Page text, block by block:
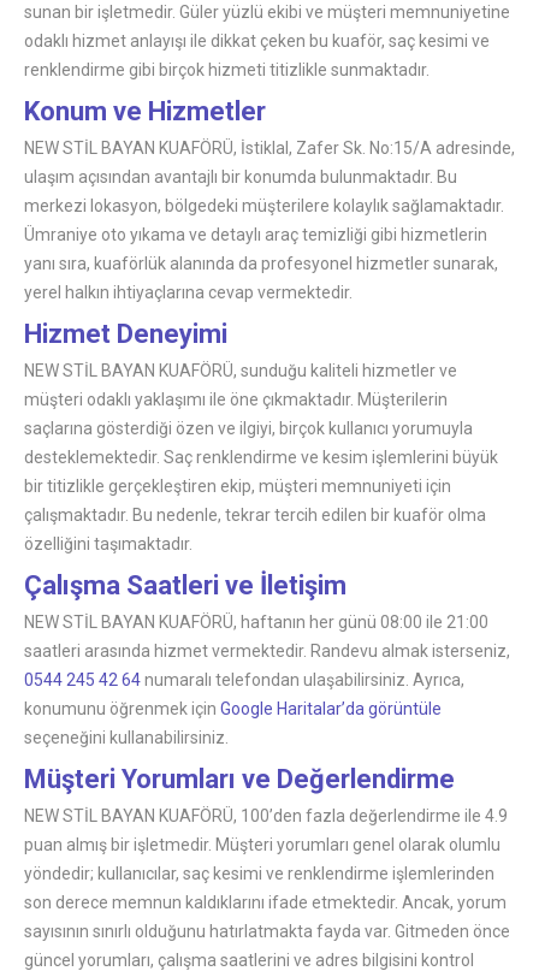
sunan bir işletmedir. Güler yüzlü ekibi ve müşteri memnuniyetine
odaklı hizmet anlayışı ile dikkat çeken bu kuaför, saç kesimi ve
renklendirme gibi birçok hizmeti titizlikle sunmaktadır.
Konum ve Hizmetler
NEW STİL BAYAN KUAFÖRÜ, İstiklal, Zafer Sk. No:15/A adresinde,
ulaşım açısından avantajlı bir konumda bulunmaktadır. Bu
merkezi lokasyon, bölgedeki müşterilere kolaylık sağlamaktadır.
Ümraniye oto yıkama ve detaylı araç temizliği gibi hizmetlerin
yanı sıra, kuaförlük alanında da profesyonel hizmetler sunarak,
yerel halkın ihtiyaçlarına cevap vermektedir.
Hizmet Deneyimi
NEW STİL BAYAN KUAFÖRÜ, sunduğu kaliteli hizmetler ve
müşteri odaklı yaklaşımı ile öne çıkmaktadır. Müşterilerin
saçlarına gösterdiği özen ve ilgiyi, birçok kullanıcı yorumuyla
desteklemektedir. Saç renklendirme ve kesim işlemlerini büyük
bir titizlikle gerçekleştiren ekip, müşteri memnuniyeti için
çalışmaktadır. Bu nedenle, tekrar tercih edilen bir kuaför olma
özelliğini taşımaktadır.
Çalışma Saatleri ve İletişim
NEW STİL BAYAN KUAFÖRÜ, haftanın her günü 08:00 ile 21:00
saatleri arasında hizmet vermektedir. Randevu almak isterseniz,
0544 245 42 64numaralı telefondan ulaşabilirsiniz. Ayrıca,
konumunu öğrenmek için Google Haritalar’da görüntüle
seçeneğini kullanabilirsiniz.
Müşteri Yorumları ve Değerlendirme
NEW STİL BAYAN KUAFÖRÜ, 100’den fazla değerlendirme ile 4.9
puan almış bir işletmedir. Müşteri yorumları genel olarak olumlu
yöndedir; kullanıcılar, saç kesimi ve renklendirme işlemlerinden
son derece memnun kaldıklarını ifade etmektedir. Ancak, yorum
sayısının sınırlı olduğunu hatırlatmakta fayda var. Gitmeden önce
güncel yorumları, çalışma saatlerini ve adres bilgisini kontrol